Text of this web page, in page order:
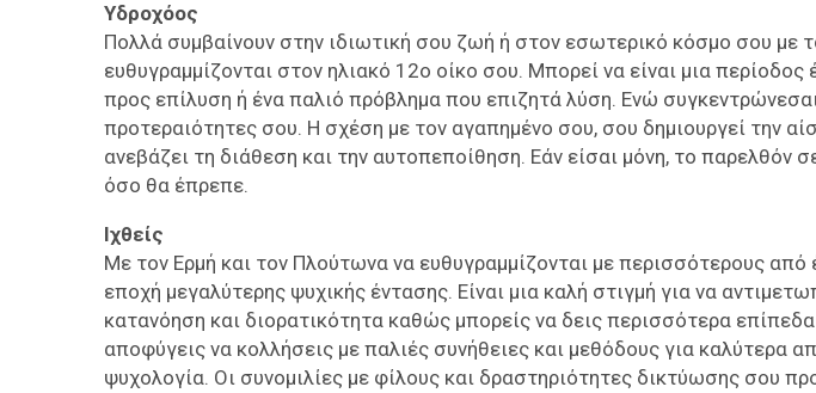
Υδροχόος
Πολλά συμβαίνουν στην ιδιωτική σου ζωή ή στον εσωτερικό κόσμο σου με
ευθυγραμμίζονται στον ηλιακό 12ο οίκο σου. Μπορεί να είναι μια
προς επίλυση ή ένα παλιό πρόβλημα που επιζητά λύση. Ενώ
προτεραιότητες σου. Η σχέση με τον αγαπημένο σου, σου δημιουργεί την
ανεβάζει τη διάθεση και την αυτοπεποίθηση. Εάν είσαι μόνη, το παρελθόν
όσο θα έπρεπε.
Ιχθείς
Με τον Ερμή και τον Πλούτωνα να ευθυγραμμίζονται με περισσότερους από
εποχή μεγαλύτερης ψυχικής έντασης. Είναι μια καλή στιγμή για να
κατανόηση και διορατικότητα καθώς μπορείς να δεις περισσότερα
αποφύγεις να κολλήσεις με παλιές συνήθειες και μεθόδους για καλύτερα
ψυχολογία. Οι συνομιλίες με φίλους και δραστηριότητες δικτύωσης σου